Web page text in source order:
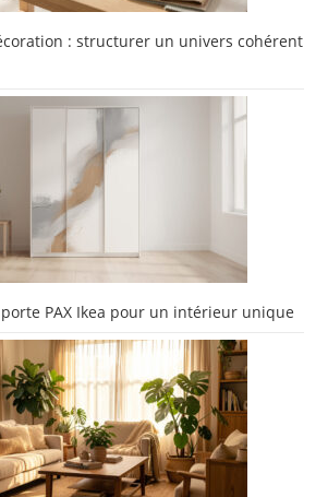
: structurer un univers cohérent
PAX Ikea pour un intérieur unique